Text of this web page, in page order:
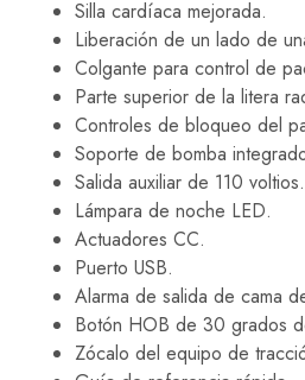
Silla cardíaca mejorada.
Liberación de un lado de
Colgante para control de
Parte superior de la litera
Controles de bloqueo del
Soporte de bomba
Salida auxiliar de 110 voltios.
Lámpara de noche LED.
Actuadores CC.
Puerto USB.
Alarma de salida de cama
Botón HOB de 30 grados
Zócalo del equipo de